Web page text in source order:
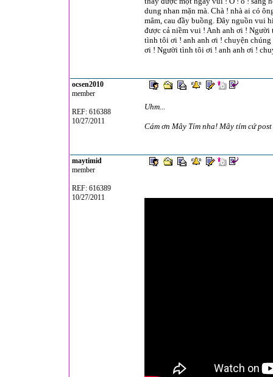
dung nhan mặn mà. Chà ! nhà ai có
mâm, cau đầy buồng. Đây nguồn vui
được cả niềm vui ! Anh anh ơi !
tình tôi ơi ! anh anh ơi ! chuyện
ơi ! Người tình tôi ơi ! anh anh ơi !
ocsen2010
member
REF: 616388
10/27/2011
Uhm...
Cám ơn Mây Tím nha! Mây tím cứ
maytimid
member
REF: 616389
10/27/2011